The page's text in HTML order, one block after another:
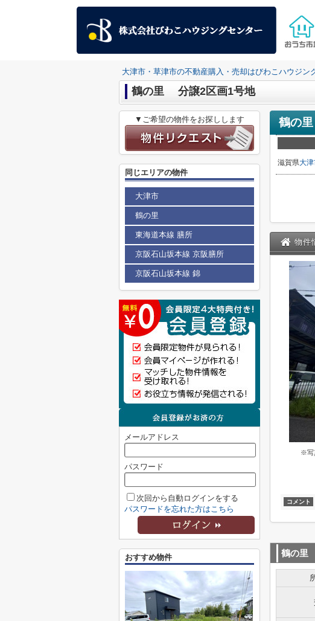
大津市・草津市の不動産購入・売却はびわこハウジン
鶴の里 分譲2区画1号地
鶴の
滋賀県大
物件
※写
コメント
鶴の里
▼ご希望の物件をお探しします
同じエリアの物件
大津市
鶴の里
東海道本線 膳所
京阪石山坂本線 京阪膳所
京阪石山坂本線 錦
メールアドレス
パスワード
次回から自動ログインをする
パスワードを忘れた方はこちら
おすすめ物件